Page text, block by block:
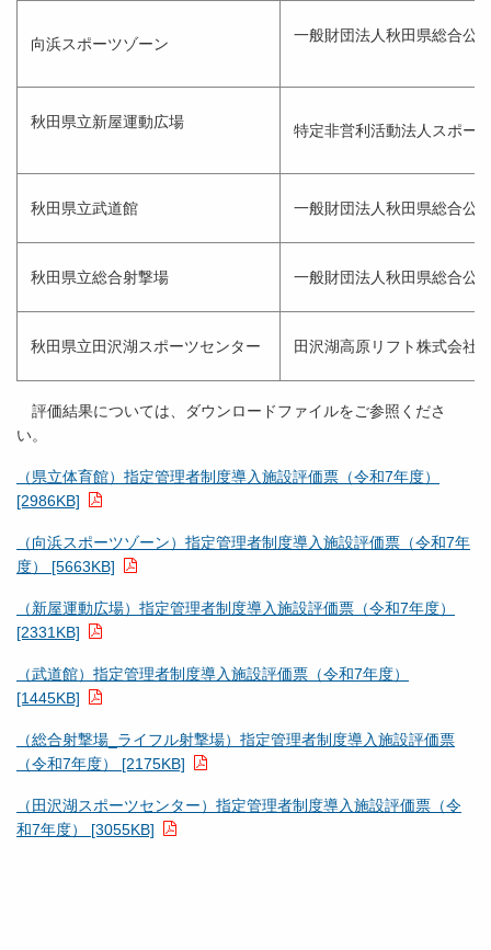
向浜スポーツゾーン 一般財団法人秋田県総合公
秋田県立新屋運動広場 特定非営利活動法人スポー
秋田県立武道館 一般財団法人秋田県総合公
秋田県立総合射撃場 一般財団法人秋田県総合公
秋田県立田沢湖スポーツセンター 田沢湖高原リフト株式会社
評価結果については、ダウンロードファイルをご参照くださ
い。
（県立体育館）指定管理者制度導入施設評価票（令和7年度）
[2986KB]
（向浜スポーツゾーン）指定管理者制度導入施設評価票（令和7年
度） [5663KB]
（新屋運動広場）指定管理者制度導入施設評価票（令和7年度）
[2331KB]
（武道館）指定管理者制度導入施設評価票（令和7年度）
[1445KB]
（総合射撃場_ライフル射撃場）指定管理者制度導入施設評価票
（令和7年度） [2175KB]
（田沢湖スポーツセンター）指定管理者制度導入施設評価票（令
和7年度） [3055KB]